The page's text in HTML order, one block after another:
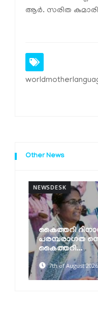
ആർ. സരിത കുമാരി
Other News
NEWSDESK
കൈത്തറി
പരമ്പരാഗത
കൈത്തറി...
7th of August 2026